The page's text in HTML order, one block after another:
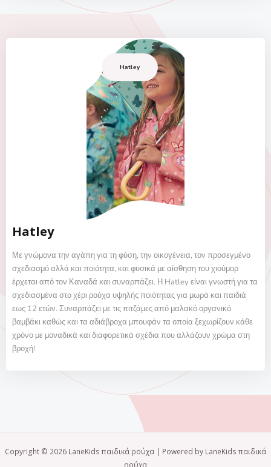
Hatley
Hatley
Με γνώμονα την αγάπη για τη φύση, την οικογένεια, τον προσεγμένο
σχεδιασμό αλλά και ποιότητα, και φυσικά με αίσθηση του χιούμορ
έρχεται από τον Καναδά και συναρπάζει. Η Hatley είναι γνωστή για τα
σχεδιασμένα στο χέρι ρούχα υψηλής ποιότητας για μωρά και παιδιά
εως 12 ετών. Συναρπάζει με τις πιτζάμες από μαλακό οργανικό
βαμβάκι καθώς και τα αδιάβροχα μπουφάν τα οποία ξεχωρίζουν κάθε
χρόνο με μοναδικά και διαφορετικά σχέδια που αλλάζουν χρώμα στη
βροχή!
Copyright © 2026 LaneKids παιδικά ρούχα | Powered by LaneKids παιδικά
ρούχα